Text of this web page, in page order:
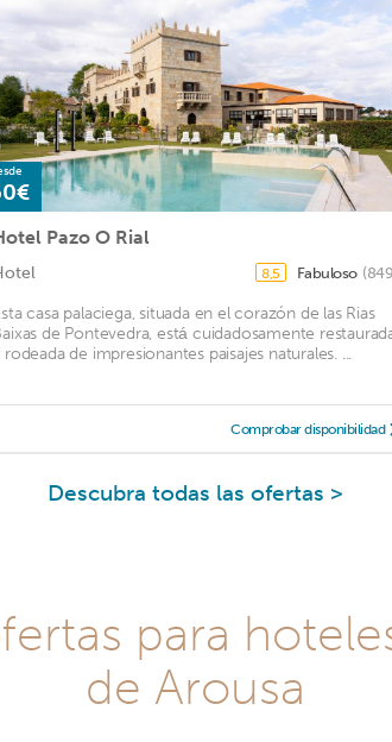
Pazo O Rial
8,5 Fabuloso
casa palaciega, situada en el corazón de las Rias
de Pontevedra, está cuidadosamente
rodeada de impresionantes paisajes naturales. ...
Comprobar disponibilidad
Descubra todas las ofertas >
para
de Arousa